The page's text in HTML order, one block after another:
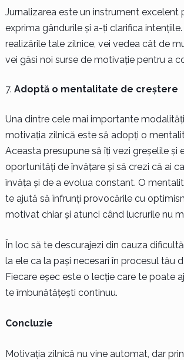
Jurnalizarea este un instrument excelent
exprima gândurile și a-ți clarifica
realizările tale zilnice, vei vedea cât de
vei găsi noi surse de motivație pentru a
Adoptă o mentalitate de creștere
Una dintre cele mai importante
motivația zilnică este să adopți o
Aceasta presupune să îți vezi greșelile și
oportunități de învățare și să crezi că ai
învăța și de a evolua constant. O
te ajută să înfrunți provocările cu
motivat chiar și atunci când lucrurile nu
În loc să te descurajezi din cauza
la ele ca la pași necesari în procesul tău
Fiecare eșec este o lecție care te poate
te îmbunătățești continuu.
Concluzie
Motivația zilnică nu vine automat, dar